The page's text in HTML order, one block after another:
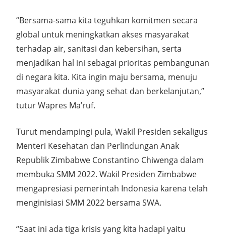
“Bersama-sama kita teguhkan komitmen secara
global untuk meningkatkan akses masyarakat
terhadap air, sanitasi dan kebersihan, serta
menjadikan hal ini sebagai prioritas pembangunan
di negara kita. Kita ingin maju bersama, menuju
masyarakat dunia yang sehat dan berkelanjutan,”
tutur Wapres Ma’ruf.
Turut mendampingi pula, Wakil Presiden sekaligus
Menteri Kesehatan dan Perlindungan Anak
Republik Zimbabwe Constantino Chiwenga dalam
membuka SMM 2022. Wakil Presiden Zimbabwe
mengapresiasi pemerintah Indonesia karena telah
menginisiasi SMM 2022 bersama SWA.
“Saat ini ada tiga krisis yang kita hadapi yaitu